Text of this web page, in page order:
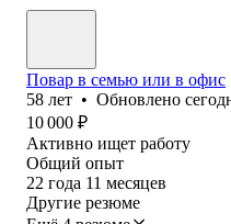
Повар в семью или в офис
58 лет • Обновлено
10 000 ₽
Активно ищет работу
Общий опыт
22 года 11 месяцев
Другие резюме